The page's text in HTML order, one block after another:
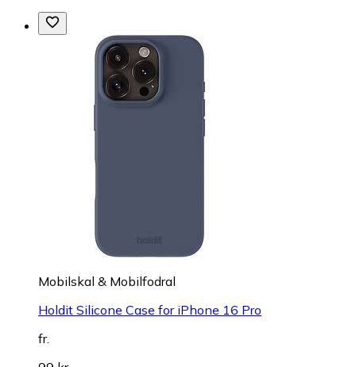
Mobilskal & Mobilfodral
Holdit Silicone Case for iPhone 16 Pro
fr.